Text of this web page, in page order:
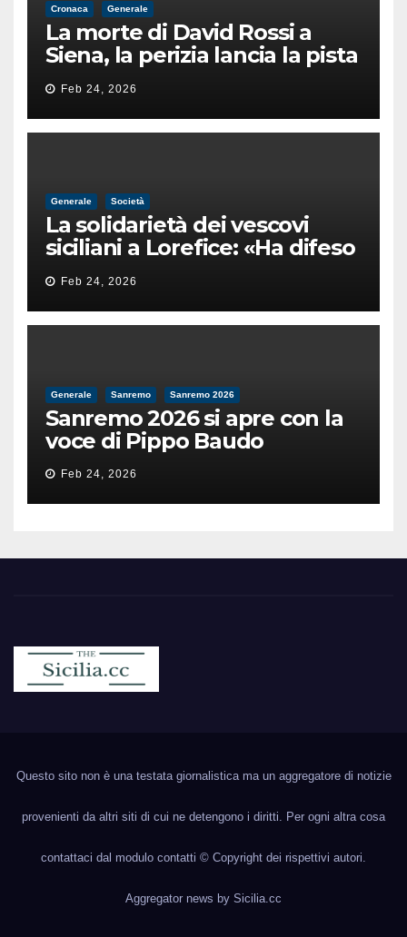
Cronaca Generale
La morte di David Rossi a
Siena, la perizia lancia la pista
di un’intimidazione finita
male
Feb 24, 2026
Generale Società
La solidarietà dei vescovi
siciliani a Lorefice: «Ha difeso
il valore e la dignità
dell’umanità»
Feb 24, 2026
Generale Sanremo Sanremo 2026
Sanremo 2026 si apre con la
voce di Pippo Baudo
Feb 24, 2026
Questo sito non è una testata giornalistica ma un aggregatore di notizie
provenienti da altri siti di cui ne detengono i diritti. Per ogni altra cosa
contattaci dal modulo contatti © Copyright dei rispettivi autori.
Aggregator news by Sicilia.cc